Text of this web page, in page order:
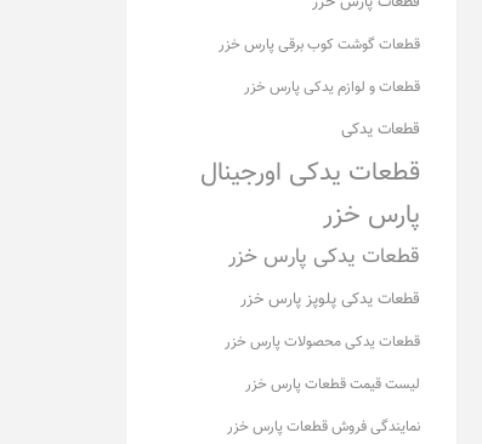
قطعات گوشت کوب برقی پارس خزر
قطعات و لوازم یدکی پارس خزر
قطعات یدکی
قطعات یدکی اورجینال
پارس خزر
قطعات یدکی پارس خزر
قطعات یدکی پلوپز پارس خزر
قطعات یدکی محصولات پارس خزر
لیست قیمت قطعات پارس خزر
نمایندگی فروش قطعات پارس خزر